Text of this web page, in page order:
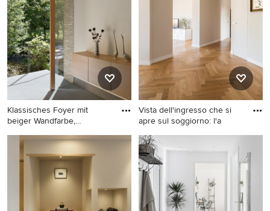
Klassisches Foyer mit
beiger Wandfarbe,
Klassisches Foyer mit beiger
Wandfarbe, Keramikboden,
Einzeltür, heller Holzhaustür
und grauem Boden in
Vista dell'ingresso che si
apre sul soggiorno: l'a
Modernes Foyer mit beiger
Wandfarbe, hellem
Holzboden, hellbrauner
Holzhaustür und braunem
Boden in Mailand